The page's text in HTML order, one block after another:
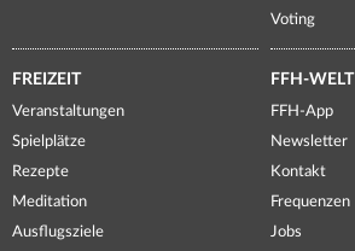
Voting
FREIZEIT
Veranstaltungen
Spielplätze
Rezepte
Meditation
Ausflugsziele
FFH-WELT
FFH-App
Newsletter
Kontakt
Frequenzen
Jobs